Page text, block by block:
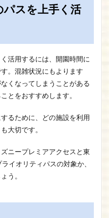
パスを上手く活
活用するには、開園時間に
。混雑状況にもよります
くなってしまうことがある
とをおすすめします。
るために、どの施設を利用
大切です。
ニープレミアアクセスと東
イオリティパスの対象か、
う。